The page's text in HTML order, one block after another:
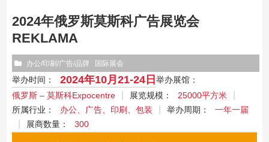
2024年俄罗斯莫斯科广告展览会
REKLAMA
办公/印刷/广告/品牌 国际展会
举办时间： 2024年10月21-24日 举办展馆：
俄罗斯 – 莫斯科Expocentre
展览规模：
25000平方米
所属行业：
办公、广告、印刷、包装 举办周期：
一年一届
展商数量：
300